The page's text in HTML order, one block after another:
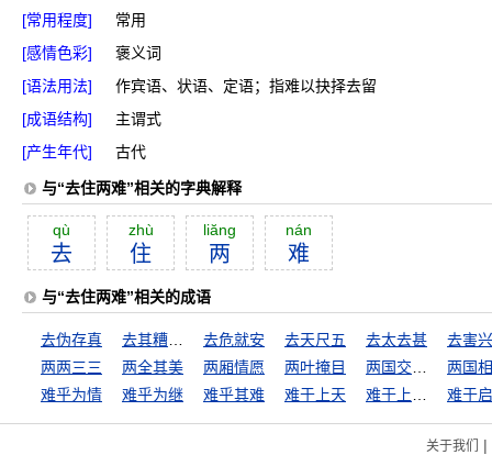
[常用程度]
常用
[感情色彩]
褒义词
[语法用法]
作宾语、状语、定语；指难以抉择去留
[成语结构]
主谓式
[产生年代]
古代
与“去住两难”相关的字典解释
qù
去
zhù
住
liăng
两
nán
难
与“去住两难”相关的成语
去伪存真 去危就安 去天尺五 去太去甚
去害
两两三三
两全其美 两厢情愿 两叶掩目
难乎为情
难乎为继 难乎其难 难于上天 难于
关于我们 |